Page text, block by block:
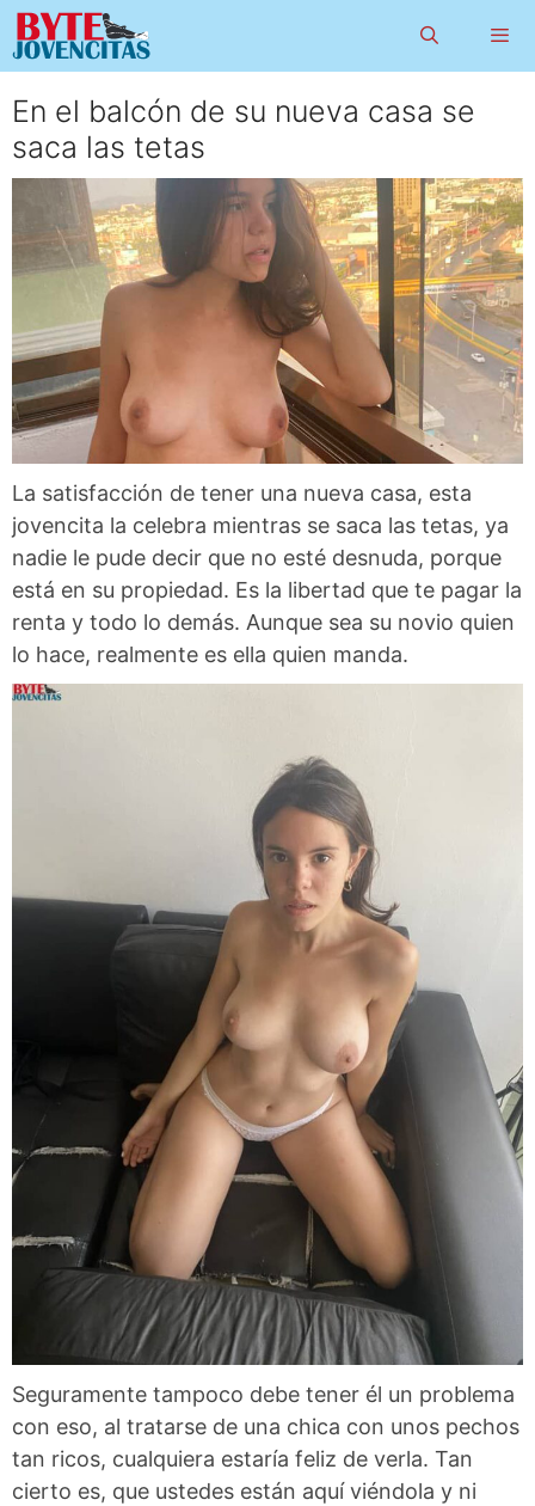
Saltar
al
contenido
En el balcón de su nueva casa se
saca las tetas
La satisfacción de tener una nueva casa, esta
jovencita la celebra mientras se saca las tetas, ya
nadie le pude decir que no esté desnuda, porque
está en su propiedad. Es la libertad que te pagar la
renta y todo lo demás. Aunque sea su novio quien
lo hace, realmente es ella quien manda.
Seguramente tampoco debe tener él un problema
con eso, al tratarse de una chica con unos pechos
tan ricos, cualquiera estaría feliz de verla. Tan
cierto es, que ustedes están aquí viéndola y ni